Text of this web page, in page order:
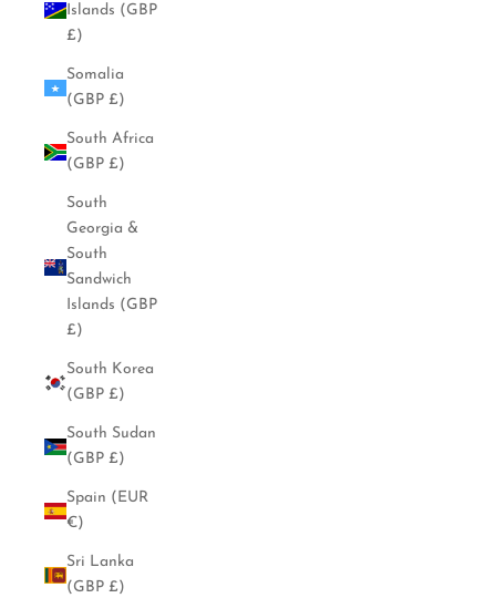
Islands (GBP
£)
Somalia
(GBP £)
South Africa
(GBP £)
South
Georgia &
South
Sandwich
Islands (GBP
£)
South Korea
(GBP £)
South Sudan
(GBP £)
Spain (EUR
€)
Sri Lanka
(GBP £)